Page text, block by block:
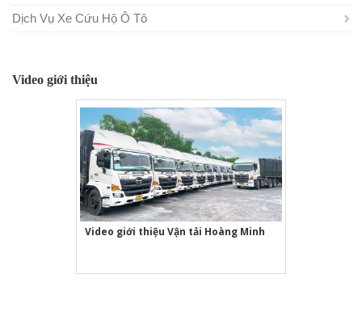
Dịch Vụ Xe Cứu Hộ Ô Tô
Video giới thiệu
Video giới thiệu Vận tải Hoàng Minh